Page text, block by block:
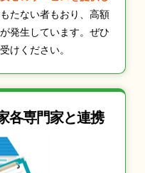
たない者もおり、高額
発生しています。ぜひ
けください。
各専門家と連携